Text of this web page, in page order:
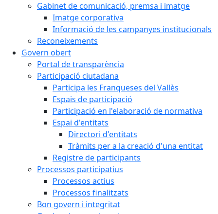
Gabinet de comunicació, premsa i imatge
Imatge corporativa
Informació de les campanyes institucionals
Reconeixements
Govern obert
Portal de transparència
Participació ciutadana
Participa les Franqueses del Vallès
Espais de participació
Participació en l'elaboració de normativa
Espai d'entitats
Directori d'entitats
Tràmits per a la creació d'una entitat
Registre de participants
Processos participatius
Processos actius
Processos finalitzats
Bon govern i integritat